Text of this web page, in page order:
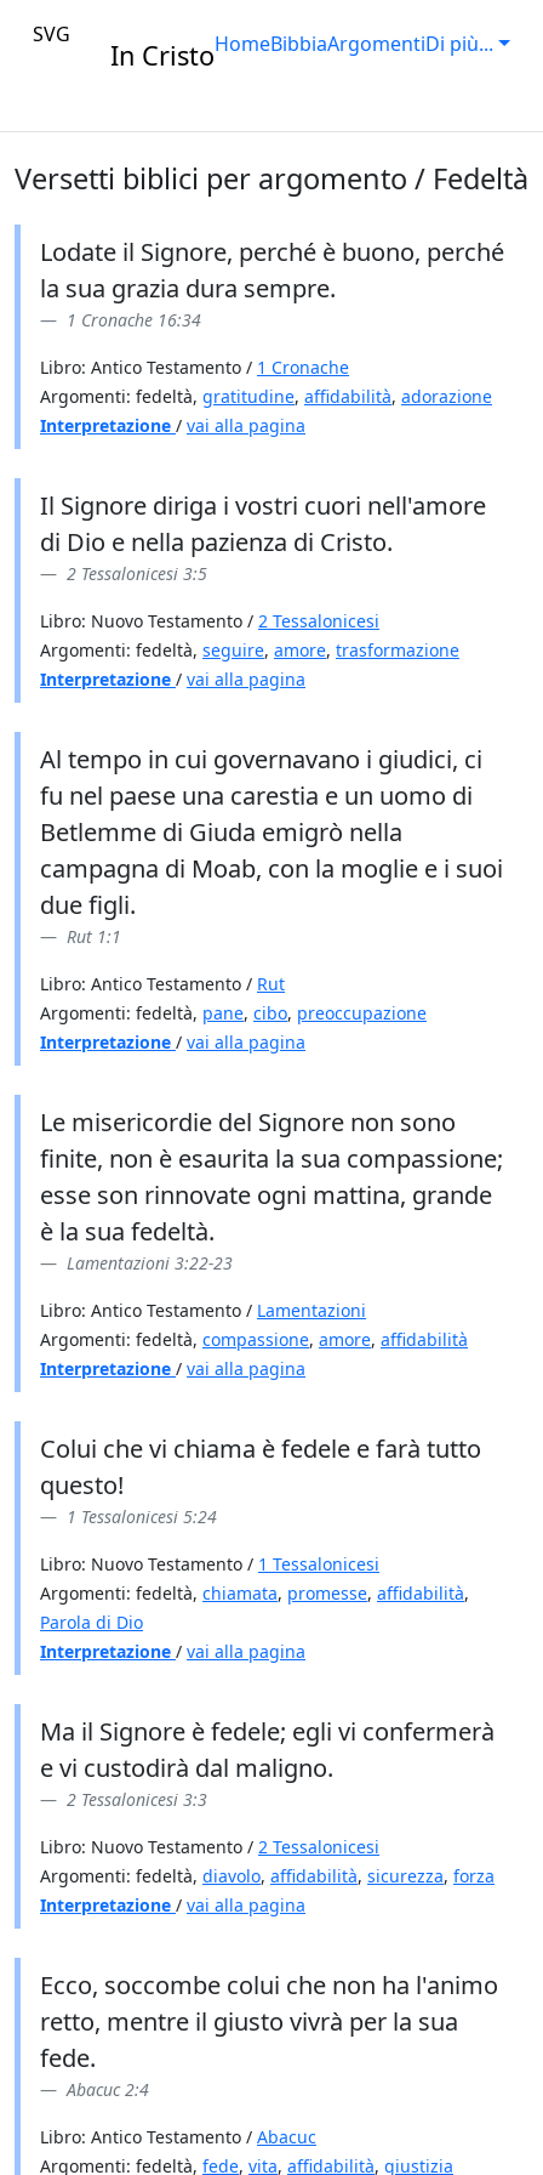
SVG
In CristoHomeBibbiaArgomentiDi più...
Versetti biblici per argomento / Fedeltà
Lodate il Signore, perché è buono, perché
la sua grazia dura sempre.
1 Cronache 16:34
Libro: Antico Testamento / 1 Cronache
Argomenti: fedeltà, gratitudine, affidabilità, adorazione
Interpretazione / vai alla pagina
Il Signore diriga i vostri cuori nell'amore
di Dio e nella pazienza di Cristo.
2 Tessalonicesi 3:5
Libro: Nuovo Testamento / 2 Tessalonicesi
Argomenti: fedeltà, seguire, amore, trasformazione
Interpretazione / vai alla pagina
Al tempo in cui governavano i giudici, ci
fu nel paese una carestia e un uomo di
Betlemme di Giuda emigrò nella
campagna di Moab, con la moglie e i suoi
due figli.
Rut 1:1
Libro: Antico Testamento / Rut
Argomenti: fedeltà, pane, cibo, preoccupazione
Interpretazione / vai alla pagina
Le misericordie del Signore non sono
finite, non è esaurita la sua compassione;
esse son rinnovate ogni mattina, grande
è la sua fedeltà.
Lamentazioni 3:22-23
Libro: Antico Testamento / Lamentazioni
Argomenti: fedeltà, compassione, amore, affidabilità
Interpretazione / vai alla pagina
Colui che vi chiama è fedele e farà tutto
questo!
1 Tessalonicesi 5:24
Libro: Nuovo Testamento / 1 Tessalonicesi
Argomenti: fedeltà, chiamata, promesse, affidabilità,
Parola di Dio
Interpretazione / vai alla pagina
Ma il Signore è fedele; egli vi confermerà
e vi custodirà dal maligno.
2 Tessalonicesi 3:3
Libro: Nuovo Testamento / 2 Tessalonicesi
Argomenti: fedeltà, diavolo, affidabilità, sicurezza, forza
Interpretazione / vai alla pagina
Ecco, soccombe colui che non ha l'animo
retto, mentre il giusto vivrà per la sua
fede.
Abacuc 2:4
Libro: Antico Testamento / Abacuc
Argomenti: fedeltà, fede, vita, affidabilità, giustizia